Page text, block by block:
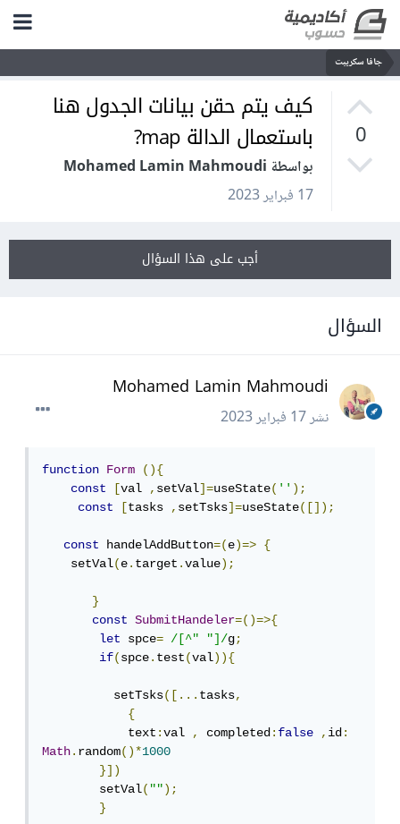
جافا سكريبت
0
كيف يتم حقن بيانات الجدول هنا
باستعمال الدالة map?
بواسطة Mohamed Lamin Mahmoudi
17 فبراير 2023
أجب على هذا السؤال
السؤال
Mohamed Lamin Mahmoudi
نشر17 فبراير 2023
function Form
(){
const
[val ,setVal]=useState('');
const
[tasks ,setTsks]=useState([]);
const handelAddButton=(e)=>
{
    setVal
(e.target.value);
}
const
SubmitHandeler=()=>{
let
spce= /[^" "]/g;
if(spce.test(val)){
          setTsks
([...tasks,
{
            text
:val , completed:false ,id:
Math.random()*1000
}])
        setVal
("");
}